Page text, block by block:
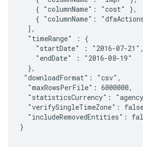
    { "columnName": "cost" },
{ "columnName":
  ],
  "timeRange" : {
    "startDate" : "2016-07-21",
    "endDate" : "2016-08-19"
  },
"downloadFormat": "csv",
  "maxRowsPerFile": 6000000,
"statisticsCurrency":
"verifySingleTimeZone":
"includeRemovedEntities":
}